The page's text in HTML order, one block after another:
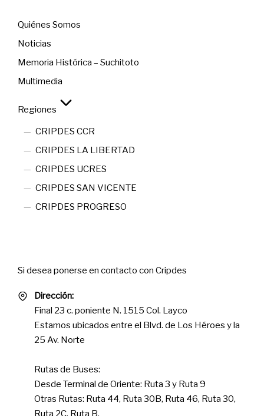
Quiénes Somos
Noticias
Memoria Histórica – Suchitoto
Multimedia
Regiones
CRIPDES CCR
CRIPDES LA LIBERTAD
CRIPDES UCRES
CRIPDES SAN VICENTE
CRIPDES PROGRESO
Si desea ponerse en contacto con Cripdes
Dirección:
Final 23 c. poniente N. 1515 Col. Layco
Estamos ubicados entre el Blvd. de Los Héroes y la
25 Av. Norte
Rutas de Buses:
Desde Terminal de Oriente: Ruta 3 y Ruta 9
Otras Rutas: Ruta 44, Ruta 30B, Ruta 46, Ruta 30,
Ruta 2C, Ruta B.